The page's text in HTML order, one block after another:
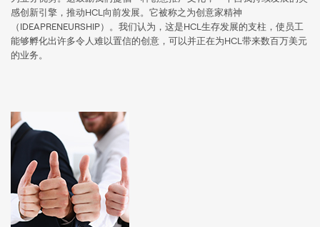
感创新引擎，推动HCL向前发展。它被称之为创意家精神
（IDEAPRENEURSHIP）。我们认为，这是HCL生存发展的支柱，使员工
能够孵化出许多令人难以置信的创意，可以并正在为HCL带来数百万美元
的业务。